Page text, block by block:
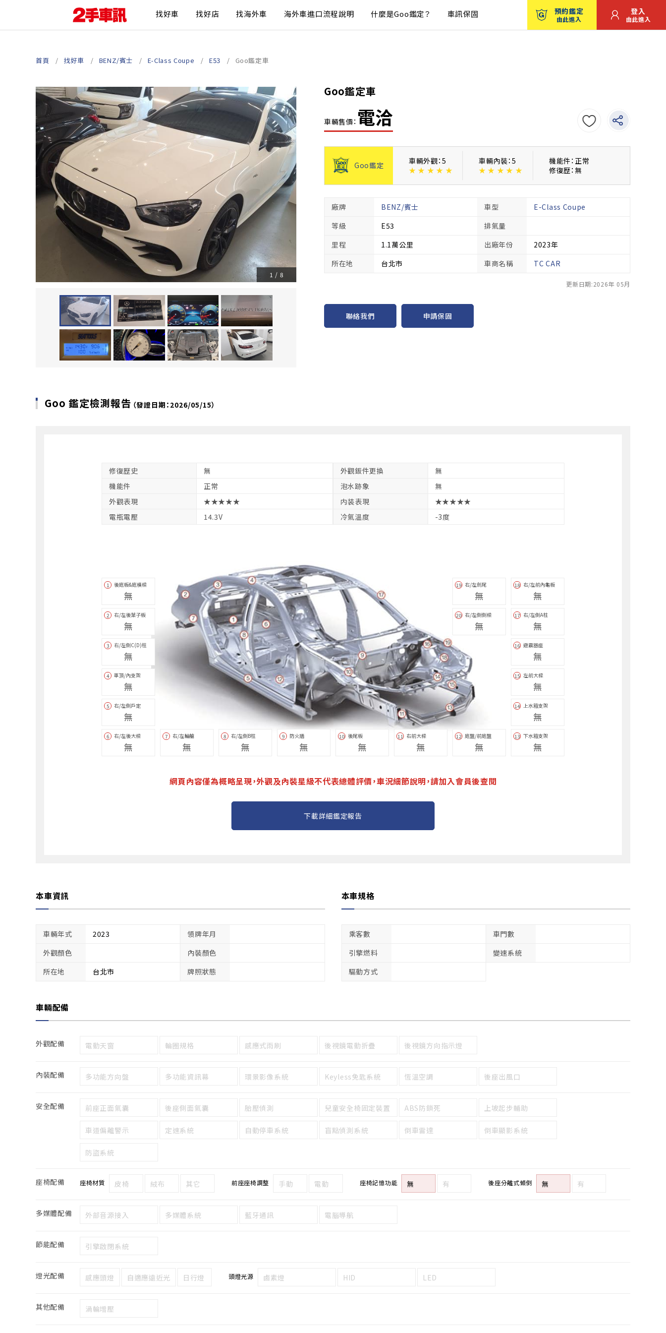
找好車 找好店 找海外車 海外車進口流程說明 什麼是Goo鑑定？ 車訊保固 預約鑑定
由此進入
登入
由此進入
首頁 找好車 BENZ/賓士 E-Class Coupe E53 Goo鑑定車
Goo鑑定車
車輛售價： 電洽
1 / 8
Goo鑑定
車輛外觀：5
★ ★ ★ ★ ★
車輛內裝：5
★ ★ ★ ★ ★
機能件：正常
修復歴：無
廠牌 BENZ/賓士 車型
E-Class Coupe
等級
E53
排氣量
里程
1.1萬公里 出廠年份
2023年
所在地
台北市 車商名稱 TC CAR
更新日期:2026年 05月
聯絡我們 申請保固
Goo 鑑定檢測報告 （發證日期：2026/05/15）
修復歴史 無 外觀鈑件更換
無
機能件
正常 泡水跡象
無
外觀表現
★★★★★ 内装表現
★★★★★
電瓶電壓
14.3V 冷氣溫度 -3度
1 後底板&底橫樑
無
2 右/左後葉子板
無
3 右/左側C(D)柱
無
4 車頂/內支架
無
5 右/左側戶定
無
6 右/左後大樑
無
7 右/左輪艙
無
8 右/左側B柱
無
9 防火牆
無
10 後尾板
無
11 右前大樑
無
12 底盤/前底盤
無
13 下水箱支架
無
14 上水箱支架
無
15 左前大樑
無
16 避震器座
無
17 右/左側A柱
無
18 右/左前內龜板
無
19 右/左劍尾
無
20 右/左側側樑
無
網頁內容僅為概略呈現，外觀及內裝星級不代表總體評價，車況細節說明，請加入會員後查閱
下載詳細鑑定報告
本車資訊
車輛年式 2023
領牌年月
外觀顏色
內裝顏色
所在地
台北市 牌照狀態
本車規格
乘客數
車門數
引擎燃料
變速系統
驅動方式
車輛配備
外觀配備 電動天窗 輪圈規格 感應式雨刷 後視鏡電動折疊 後視鏡方向指示燈
內裝配備 多功能方向盤 多功能資訊幕 環景影像系統 Keyless免匙系統 恆溫空調 後座出風口
安全配備 前座正面氣囊 後座側面氣囊 胎壓偵測 兒童安全椅固定裝置 ABS防鎖死 上坡起步輔助
車道偏離警示 定速系統 自動停車系統 盲點偵測系統 倒車雷達 倒車顯影系統
防盜系統
座椅配備 座椅材質 皮椅 絨布 其它 前座座椅調整 手動 電動 座椅記憶功能 無 有 後座分離式傾倒 無 有
多媒體配備 外部音源接入 多媒體系統 藍牙通訊 電腦導航
節能配備 引擎啟閉系統
燈光配備 感應頭燈 自適應遠近光 日行燈 頭燈光源 鹵素燈 HID LED
其他配備 渦輪增壓